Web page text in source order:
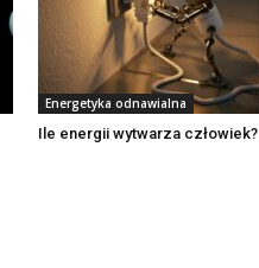
Energetyka odnawialna
Ile energii wytwarza człowiek?